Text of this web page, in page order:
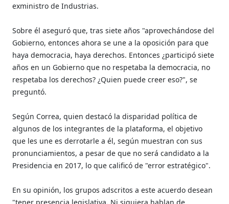
exministro de Industrias.
Sobre él aseguró que, tras siete años "aprovechándose del
Gobierno, entonces ahora se une a la oposición para que
haya democracia, haya derechos. Entonces ¿participó siete
años en un Gobierno que no respetaba la democracia, no
respetaba los derechos? ¿Quien puede creer eso?", se
preguntó.
Según Correa, quien destacó la disparidad política de
algunos de los integrantes de la plataforma, el objetivo
que les une es derrotarle a él, según muestran con sus
pronunciamientos, a pesar de que no será candidato a la
Presidencia en 2017, lo que calificó de "error estratégico".
En su opinión, los grupos adscritos a este acuerdo desean